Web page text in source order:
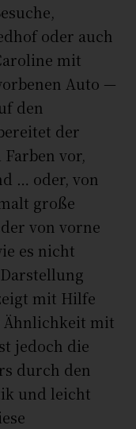
oder auch
mit
Auto —
den
der
vor,
… oder, von
große
von vorne
es nicht
mit Hilfe
Ähnlichkeit mit
jedoch die
durch den
und leicht